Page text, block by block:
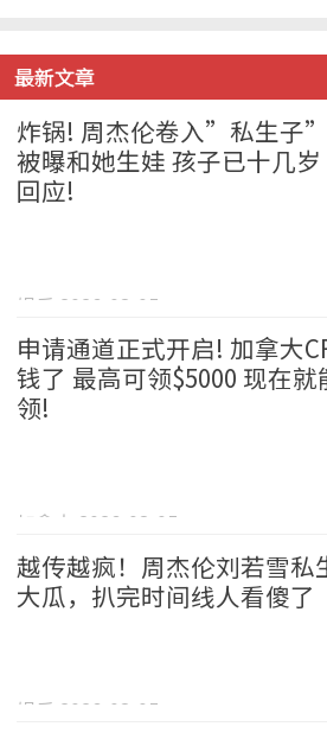
最新文章
炸锅! 周杰伦卷入”私生子
被曝和她生娃 孩子已十几岁
回应!
娱乐 2026-08-05
申请通道正式开启! 加拿大
钱了 最高可领$5000 现在就
领!
加拿大 2026-08-05
越传越疯！周杰伦刘若雪私
大瓜，扒完时间线人看傻了
娱乐 2026-08-05